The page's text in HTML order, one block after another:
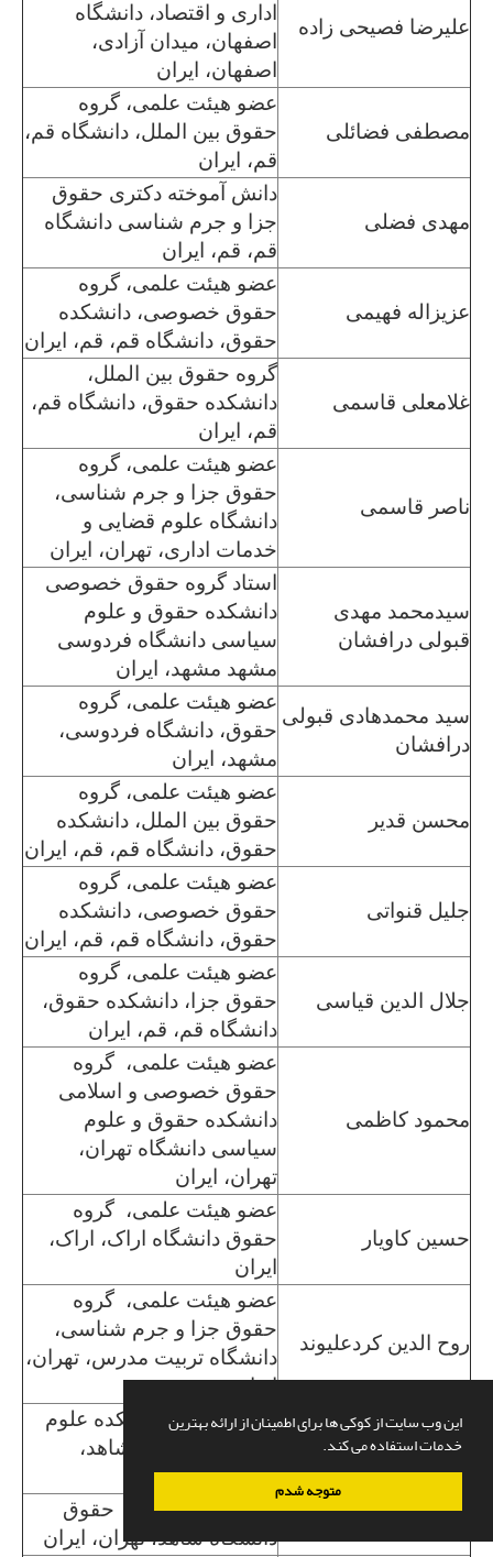
این وب سایت از کوکی ها برای اطمینان از ارائه بهترین
خدمات استفاده می کند.
متوجه شدم
علیرضا فصیحی زاده
اداری و اقتصاد، دانشگاه
اصفهان، میدان آزادی،
اصفهان، ایران
مصطفی فضائلی
عضو هیئت علمی، گروه
حقوق بین الملل، دانشگاه قم،
قم، ایران
مهدی فضلی
دانش آموخته دکتری حقوق
جزا و جرم شناسی دانشگاه
قم، قم، ایران
عزیزاله فهیمی
عضو هیئت علمی، گروه
حقوق خصوصی، دانشکده
حقوق، دانشگاه قم، قم، ایران
غلامعلی قاسمی
گروه حقوق بین الملل،
دانشکده حقوق، دانشگاه قم،
قم، ایران
ناصر قاسمی
عضو هیئت علمی، گروه
حقوق جزا و جرم شناسی،
دانشگاه علوم قضایی و
خدمات اداری، تهران، ایران
سیدمحمد مهدی
قبولی درافشان
استاد گروه حقوق خصوصی
دانشکده حقوق و علوم
سیاسی دانشگاه فردوسی
مشهد مشهد، ایران
سید محمدهادی قبولی
درافشان
عضو هیئت علمی، گروه
حقوق، دانشگاه فردوسی،
مشهد، ایران
محسن قدیر
عضو هیئت علمی، گروه
حقوق بین الملل، دانشکده
حقوق، دانشگاه قم، قم، ایران
جلیل قنواتی
عضو هیئت علمی، گروه
حقوق خصوصی، دانشکده
حقوق، دانشگاه قم، قم، ایران
جلال الدین قیاسی
عضو هیئت علمی، گروه
حقوق جزا، دانشکده حقوق،
دانشگاه قم، قم، ایران
محمود کاظمی
عضو هیئت علمی، گروه
حقوق خصوصی و اسلامی
دانشکده حقوق و علوم
سیاسی دانشگاه تهران،
تهران، ایران
حسین کاویار
عضو هیئت علمی، گروه
حقوق دانشگاه اراک، اراک،
ایران
روح الدین کردعلیوند
عضو هیئت علمی، گروه
حقوق جزا و جرم شناسی،
دانشگاه تربیت مدرس، تهران،
ایران
سیامک کرم زاده
گروه حقوق، دانشکده علوم
انسانی، دانشگاه شاهد،
تهران، ایران
عضو هیئت علمی، حقوق
دانشگاه شاهد، تهران، ایران